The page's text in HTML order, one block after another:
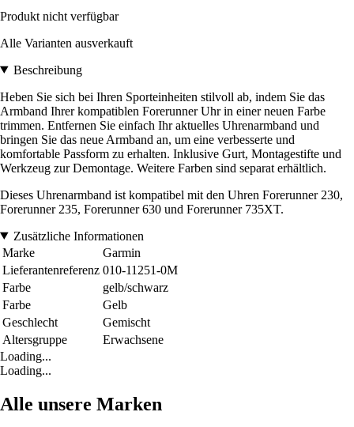
Produkt nicht verfügbar
Alle Varianten ausverkauft
Beschreibung
Heben Sie sich bei Ihren Sporteinheiten stilvoll ab, indem Sie das
Armband Ihrer kompatiblen Forerunner Uhr in einer neuen Farbe
trimmen. Entfernen Sie einfach Ihr aktuelles Uhrenarmband und
bringen Sie das neue Armband an, um eine verbesserte und
komfortable Passform zu erhalten. Inklusive Gurt, Montagestifte und
Werkzeug zur Demontage. Weitere Farben sind separat erhältlich.
Dieses Uhrenarmband ist kompatibel mit den Uhren Forerunner 230,
Forerunner 235, Forerunner 630 und Forerunner 735XT.
Zusätzliche Informationen
Marke
Garmin
Lieferantenreferenz 010-11251-0M
Farbe
gelb/schwarz
Farbe
Gelb
Geschlecht
Gemischt
Altersgruppe
Erwachsene
Loading...
Loading...
Alle unsere Marken